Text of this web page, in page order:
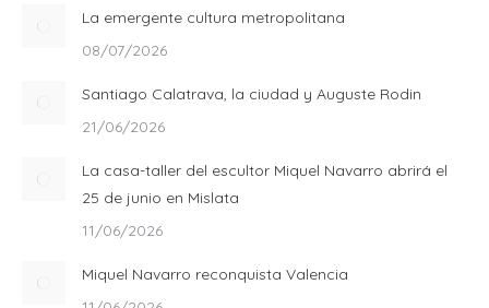
La emergente cultura metropolitana
08/07/2026
Santiago Calatrava, la ciudad y Auguste Rodin
21/06/2026
La casa-taller del escultor Miquel Navarro abrirá el
25 de junio en Mislata
11/06/2026
Miquel Navarro reconquista Valencia